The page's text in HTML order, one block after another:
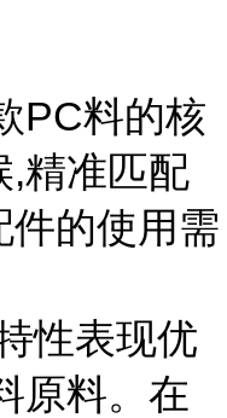
PC料的核
,精准匹配
件的使用需
性表现优
原料。在